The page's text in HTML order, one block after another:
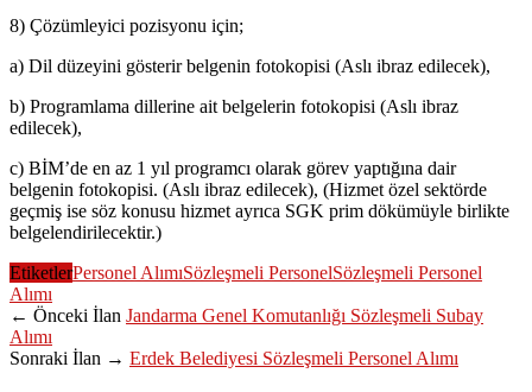
8) Çözümleyici pozisyonu için;
a) Dil düzeyini gösterir belgenin fotokopisi (Aslı ibraz edilecek),
b) Programlama dillerine ait belgelerin fotokopisi (Aslı ibraz
edilecek),
c) BİM’de en az 1 yıl programcı olarak görev yaptığına dair
belgenin fotokopisi. (Aslı ibraz edilecek), (Hizmet özel sektörde
geçmiş ise söz konusu hizmet ayrıca SGK prim dökümüyle birlikte
belgelendirilecektir.)
EtiketlerPersonel AlımıSözleşmeli PersonelSözleşmeli Personel
Alımı
← Önceki İlan Jandarma Genel Komutanlığı Sözleşmeli Subay
Alımı
Sonraki İlan → Erdek Belediyesi Sözleşmeli Personel Alımı